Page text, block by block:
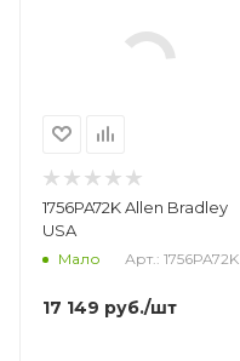
1756PA72K Allen Bradley
USA
Мало Арт.: 1756PA72K
17 149 руб./шт